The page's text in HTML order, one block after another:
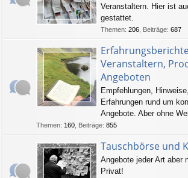
Veranstaltern. Hier ist
gestattet.
Themen: 206 Beiträge: 687
Veranstaltern,
Angeboten
Empfehlungen,
Erfahrungen rund um
Angebote. Aber ohne
Themen: 160 Beiträge: 855
Tauschbörse und
Angebote jeder Art aber
Privat!